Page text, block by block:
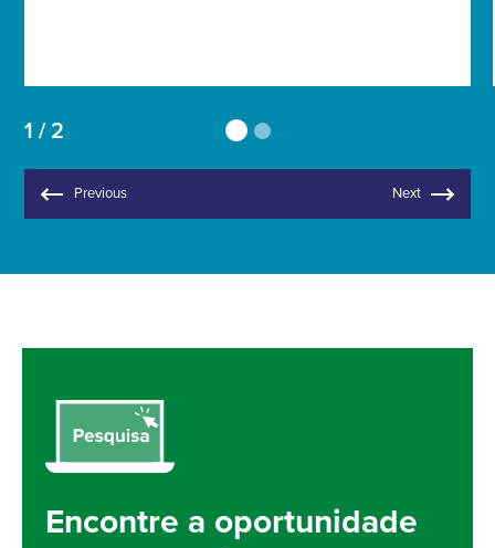
1 / 2
Previous Next
Encontre a oportunidade